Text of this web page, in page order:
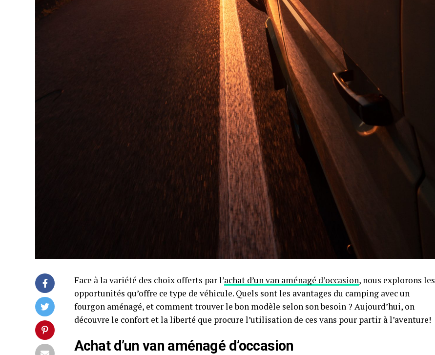
Face à la variété des choix offerts par l’achat d’un van aménagé d’occasion, nous explorons les
opportunités qu’offre ce type de véhicule. Quels sont les avantages du camping avec un
fourgon aménagé, et comment trouver le bon modèle selon son besoin ? Aujourd’hui, on
découvre le confort et la liberté que procure l’utilisation de ces vans pour partir à l’aventure!
Achat d’un van aménagé d’occasion